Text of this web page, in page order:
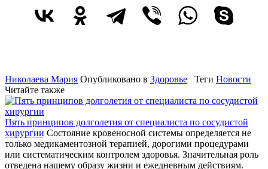
Николаева Мария Опубликовано в Здоровье Теги Новости
Читайте также
Пять принципов долголетия от специалиста по сосудистой
хирургии Состояние кровеносной системы определяется не
только медикаментозной терапией, дорогими процедурами
или систематическим контролем здоровья. Значительная роль
отведена нашему образу жизни и ежедневным действиям.